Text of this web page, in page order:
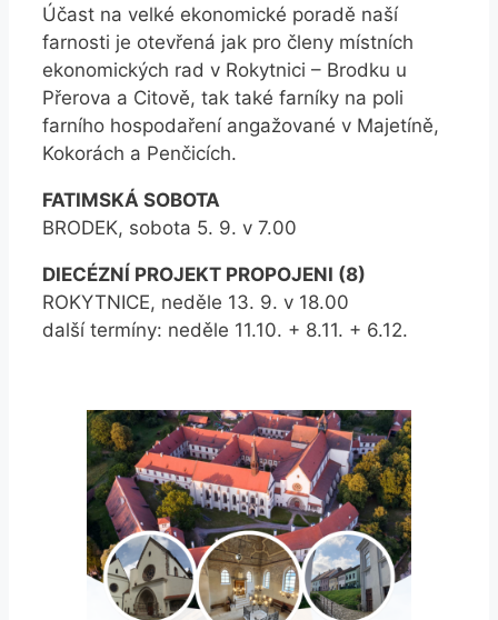
Účast na velké ekonomické poradě naší
farnosti je otevřená jak pro členy místních
ekonomických rad v Rokytnici – Brodku u
Přerova a Citově, tak také farníky na poli
farního hospodaření angažované v Majetíně,
Kokorách a Penčicích.
FATIMSKÁ SOBOTA
BRODEK, sobota 5. 9. v 7.00
DIECÉZNÍ PROJEKT PROPOJENI (8)
ROKYTNICE, neděle 13. 9. v 18.00
další termíny: neděle 11.10. + 8.11. + 6.12.